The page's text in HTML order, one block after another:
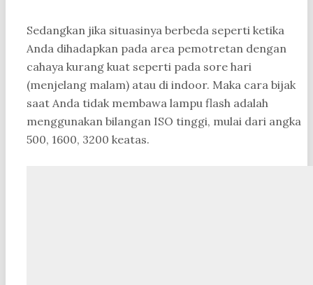
Sedangkan jika situasinya berbeda seperti ketika
Anda dihadapkan pada area pemotretan dengan
cahaya kurang kuat seperti pada sore hari
(menjelang malam) atau di indoor. Maka cara bijak
saat Anda tidak membawa lampu flash adalah
menggunakan bilangan ISO tinggi, mulai dari angka
500, 1600, 3200 keatas.